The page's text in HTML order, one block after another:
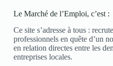
Le Marché de l’Emploi, c’est :
Ce site s’adresse à tous :
professionnels en quête d’un
en relation directes entre les
entreprises locales.